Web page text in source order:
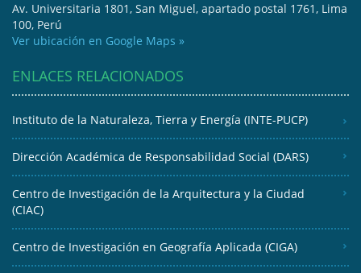
Av. Universitaria 1801, San Miguel, apartado postal 1761, Lima
100, Perú
Ver ubicación en Google Maps »
ENLACES RELACIONADOS
Instituto de la Naturaleza, Tierra y Energía (INTE-PUCP)
Dirección Académica de Responsabilidad Social (DARS)
Centro de Investigación de la Arquitectura y la Ciudad
(CIAC)
Centro de Investigación en Geografía Aplicada (CIGA)